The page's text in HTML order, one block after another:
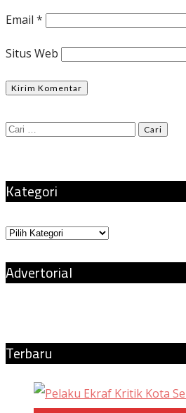
Email *
Situs Web
Cari
Kategori
Kategori
Advertorial
Terbaru